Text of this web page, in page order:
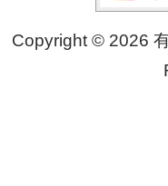
Copyright © 2026